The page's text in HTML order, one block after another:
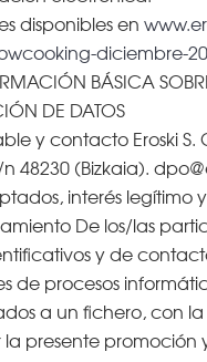
disponibles en
diciembre-
BÁSICA
DE DATOS
y contacto Eroski S.
48230 (Bizkaia).
interés legítimo
De los/las
y de
de procesos
a un fichero, con
la presente promoción